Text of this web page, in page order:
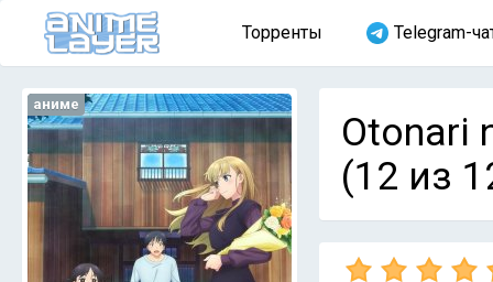
Торренты Telegram-
аниме
Otonari
(12 из